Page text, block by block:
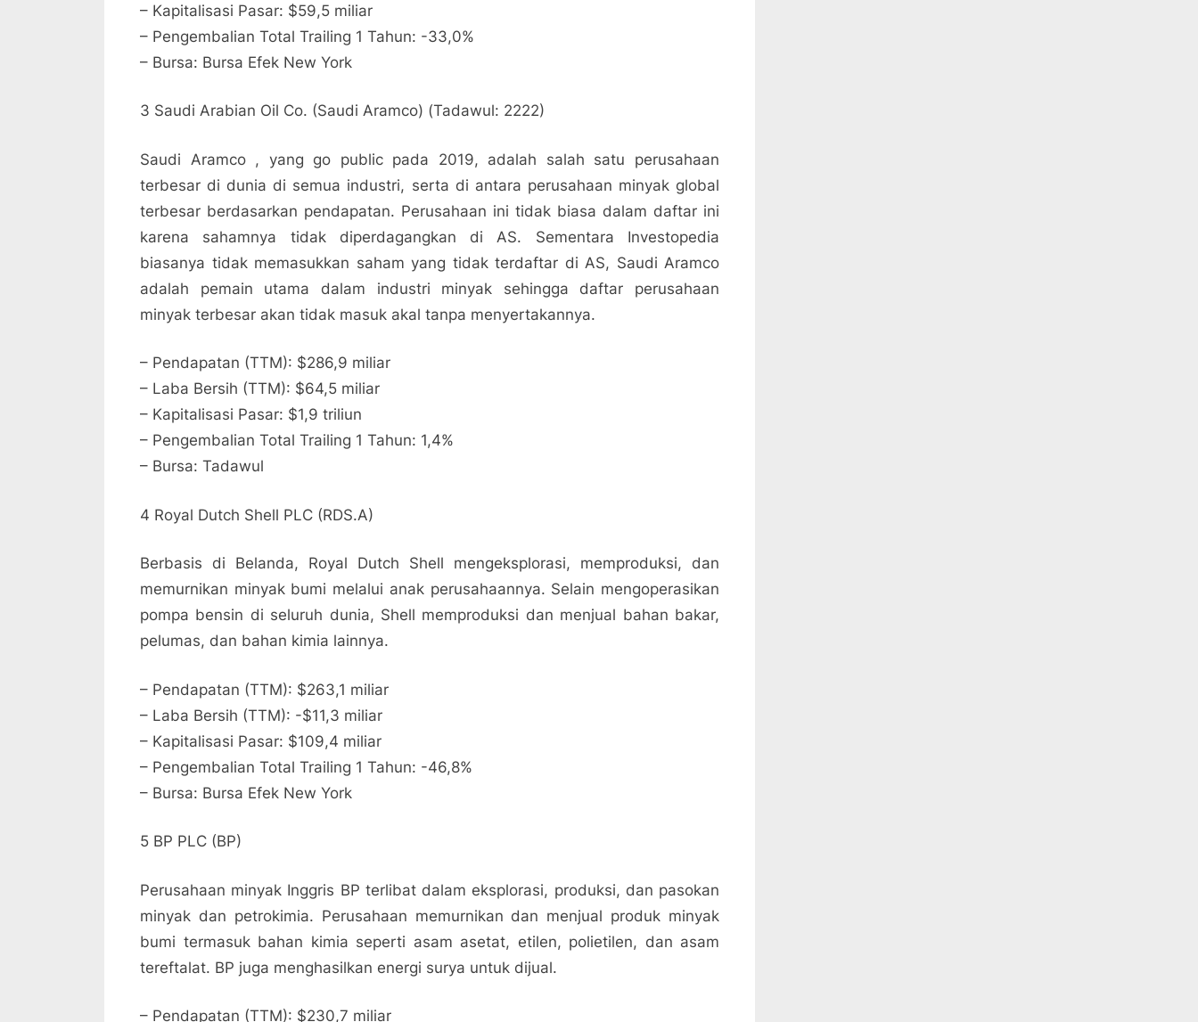
– Kapitalisasi Pasar: $59,5 miliar
– Pengembalian Total Trailing 1 Tahun: -33,0%
– Bursa: Bursa Efek New York
3 Saudi Arabian Oil Co. (Saudi Aramco) (Tadawul: 2222)
Saudi Aramco , yang go public pada 2019, adalah salah satu perusahaan
terbesar di dunia di semua industri, serta di antara perusahaan minyak global
terbesar berdasarkan pendapatan. Perusahaan ini tidak biasa dalam daftar ini
karena sahamnya tidak diperdagangkan di AS. Sementara Investopedia
biasanya tidak memasukkan saham yang tidak terdaftar di AS, Saudi Aramco
adalah pemain utama dalam industri minyak sehingga daftar perusahaan
minyak terbesar akan tidak masuk akal tanpa menyertakannya.
– Pendapatan (TTM): $286,9 miliar
– Laba Bersih (TTM): $64,5 miliar
– Kapitalisasi Pasar: $1,9 triliun
– Pengembalian Total Trailing 1 Tahun: 1,4%
– Bursa: Tadawul
4 Royal Dutch Shell PLC (RDS.A)
Berbasis di Belanda, Royal Dutch Shell mengeksplorasi, memproduksi, dan
memurnikan minyak bumi melalui anak perusahaannya. Selain mengoperasikan
pompa bensin di seluruh dunia, Shell memproduksi dan menjual bahan bakar,
pelumas, dan bahan kimia lainnya.
– Pendapatan (TTM): $263,1 miliar
– Laba Bersih (TTM): -$11,3 miliar
– Kapitalisasi Pasar: $109,4 miliar
– Pengembalian Total Trailing 1 Tahun: -46,8%
– Bursa: Bursa Efek New York
5 BP PLC (BP)
Perusahaan minyak Inggris BP terlibat dalam eksplorasi, produksi, dan pasokan
minyak dan petrokimia. Perusahaan memurnikan dan menjual produk minyak
bumi termasuk bahan kimia seperti asam asetat, etilen, polietilen, dan asam
tereftalat. BP juga menghasilkan energi surya untuk dijual.
– Pendapatan (TTM): $230,7 miliar